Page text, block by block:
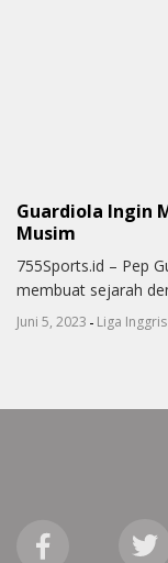
Guardiola Ingin
Musim
755Sports.id – Pep
membuat sejarah
Juni 5, 2023 - Liga Inggris